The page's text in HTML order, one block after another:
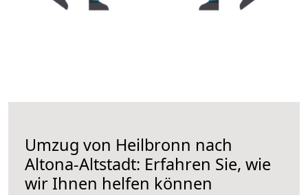
Umzug von Heilbronn nach
Altona-Altstadt: Erfahren Sie, wie
wir Ihnen helfen können